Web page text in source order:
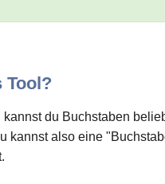
Tool?
kannst du Buchstaben
kannst also eine